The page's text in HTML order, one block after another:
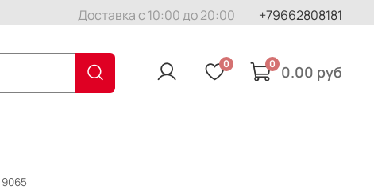
Доставка с 10:00 до 20:00 +79662808181
0 0 0.00 руб
9065